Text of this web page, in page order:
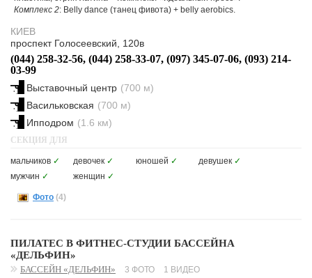
Комплекс 2: Belly dance (танец фивота) + belly aerobics.
КИЕВ
проспект Голосеевский, 120в
(044) 258-32-56, (044) 258-33-07, (097) 345-07-06, (093) 214-
03-99
Выставочный центр (700 м)
Васильковская (700 м)
Ипподром (1.6 км)
СЕКЦИЯ ДЛЯ
мальчиков ✓ девочек ✓ юношей ✓ девушек ✓
мужчин ✓ женщин ✓
Фото (4)
ПИЛАТЕС В ФИТНЕС-СТУДИИ БАССЕЙНА
«ДЕЛЬФИН»
БАССЕЙН «ДЕЛЬФИН» 3 ФОТО 1 ВИДЕО